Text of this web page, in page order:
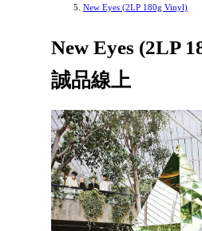
New Eyes (2LP 180g Vinyl)
New Eyes (2LP
誠品線上